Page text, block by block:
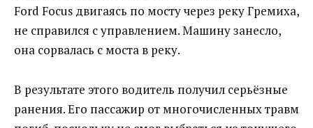
Ford Focus двигаясь по мосту через реку Гремиха,
не справился с управлением. Машину занесло,
она сорвалась с моста в реку.
В результате этого водитель получил серьёзные
ранения. Его пассажир от многочисленных травм